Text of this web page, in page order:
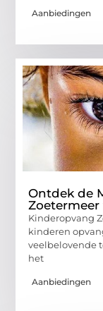
Aanbiedingen
Ontdek de
Zoetermeer
Kinderopvang
kinderen
veelbelovende
het
Aanbiedingen